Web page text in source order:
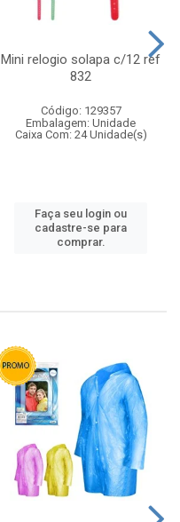
Mini relogio solapa c/12 ref
832
Código: 129357
Embalagem: Unidade
Caixa Com: 24 Unidade(s)
Faça seu login ou
cadastre-se para
comprar.